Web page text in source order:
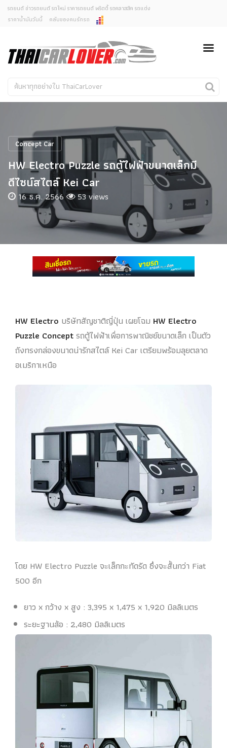
ยกเลิกการแจ้งเตือน
คุณต้องการยกเลิกการแจ้งเตือนข่าวสารเมื่อมีการอัพเดต
ใช่หรือไม่?
ไม่
รถยนต์ ข่าวรถยนต์ รถใหม่ ราคารถยนต์ พริตตี้ รถคลาสสิค รถแต่ง
ราคาน้ำมันวันนี้
คลับของคนรักรถ
รถใหม่
คนรักรถ
รถแต่ง
งานแสดงรถ
Car In The Movie
สเปคราคา รถยนต์
Concept Car
HW Electro Puzzle รถตู้ไฟฟ้าขนาดเล็กมี
ดีไซน์สไตล์ Kei Car
16 ธ.ค. 2566 53 views
HW Electro บริษัทสัญชาติญี่ปุ่น เผยโฉม HW Electro
Puzzle Conceptรถตู้ไฟฟ้าเพื่อการพาณิชย์ขนาดเล็ก เป็นตัว
ถังทรงกล่องขนาดน่ารักสไตล์ Kei Car เตรียมพร้อมลุยตลาด
อเมริกาเหนือ
โดย HW Electro Puzzle จะเล็กกะทัดรัด ซึ่งจะสั้นกว่า Fiat
500 อีก
ยาว x กว้าง x สูง : 3,395 x 1,475 x 1,920 มิลลิเมตร
ระยะฐานล้อ : 2,480 มิลลิเมตร